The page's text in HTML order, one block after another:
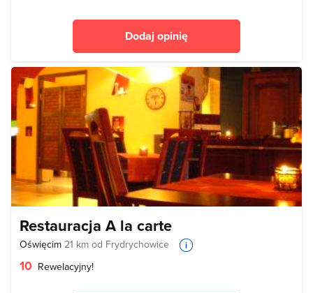
Dodaj opinię
Restauracja A la carte
Oświęcim 21 km od Frydrychowice
10 Rewelacyjny!